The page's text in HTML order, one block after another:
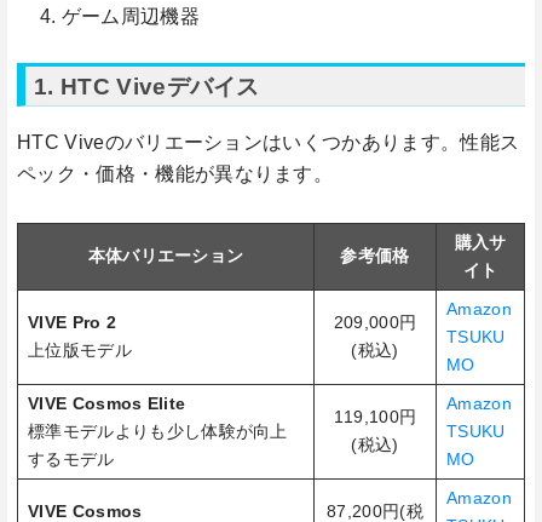
ゲーム周辺機器
1. HTC Viveデバイス
HTC Viveのバリエーションはいくつかあります。性能ス
ペック・価格・機能が異なります。
本体バリエーション 参考価格
購入サ
イト
VIVE Pro 2
上位版モデル
209,000円
(税込)
Amazon
TSUKU
MO
VIVE Cosmos Elite
標準モデルよりも少し体験が向上
するモデル
119,100円
(税込)
Amazon
TSUKU
MO
VIVE Cosmos
87,200円(税
Amazon